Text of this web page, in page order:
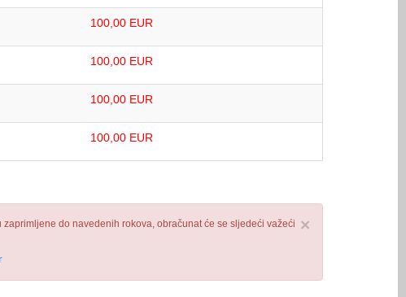
100,00 EUR
100,00 EUR
100,00 EUR
100,00 EUR
×
do navedenih rokova, obračunat će se sljedeći važeći